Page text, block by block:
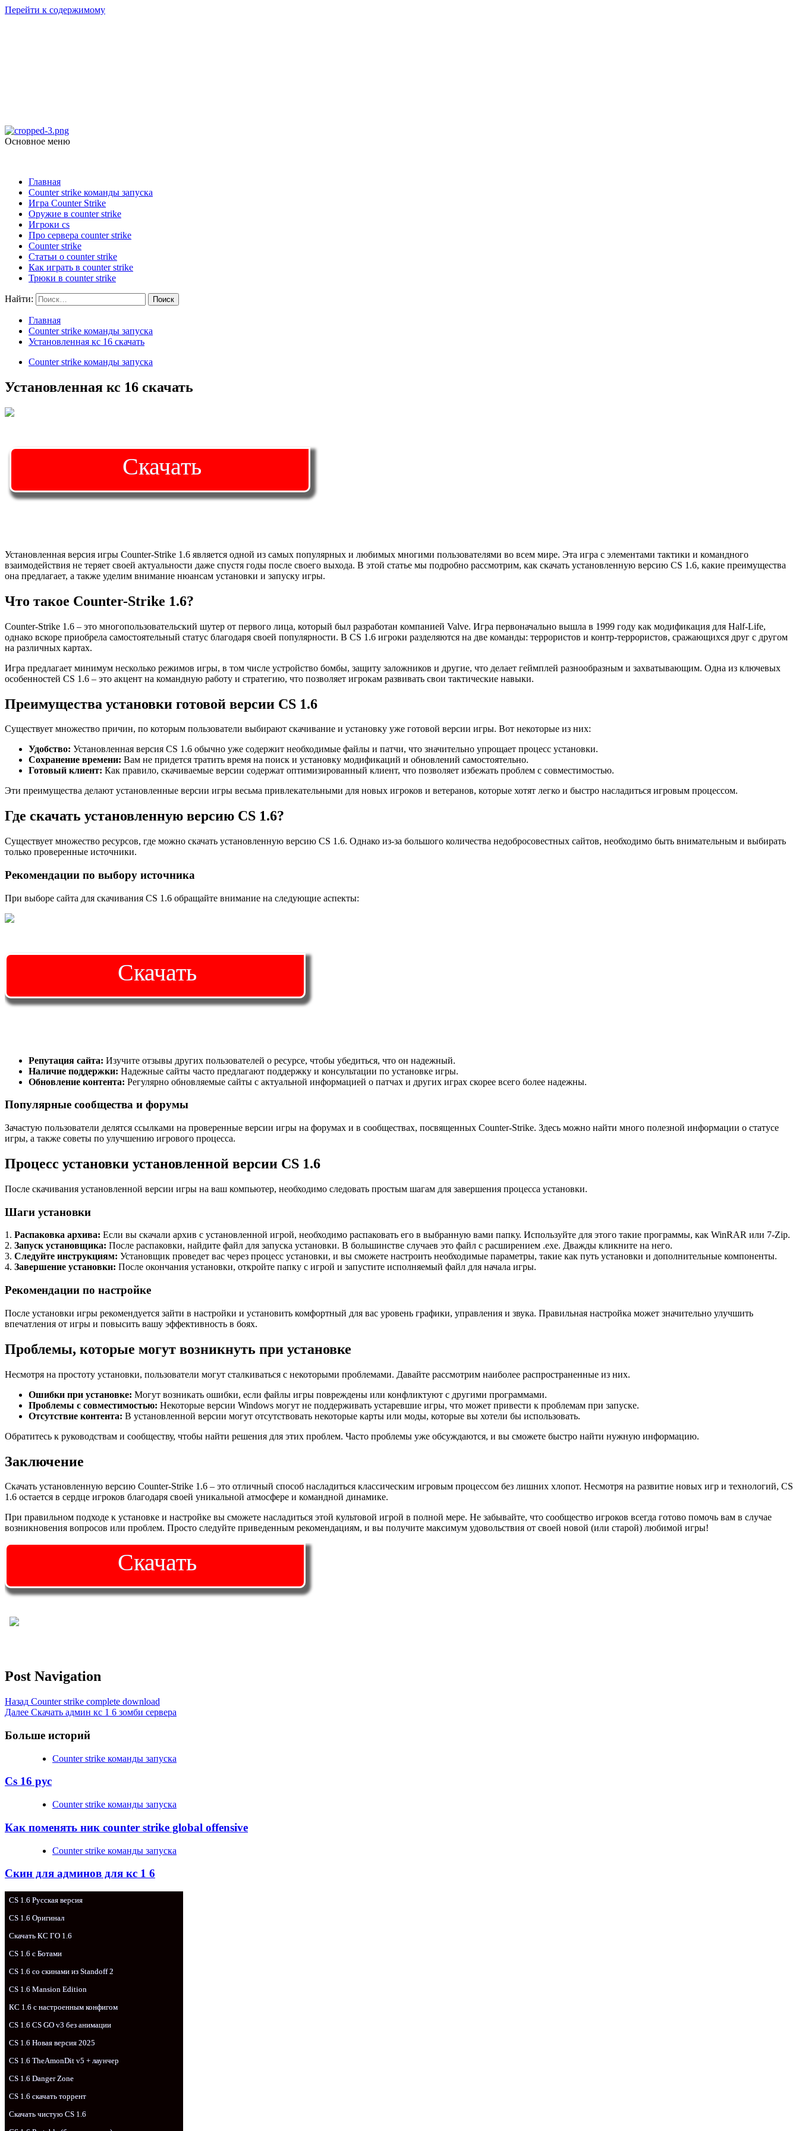
Перейти к содержимому
Основное меню
Главная
Counter strike команды запуска
Игра Counter Strike
Оружие в counter strike
Игроки cs
Про сервера counter strike
Counter strike
Статьи о counter strike
Как играть в counter strike
Трюки в counter strike
Найти:
Главная
Counter strike команды запуска
Установленная кс 16 скачать
Counter strike команды запуска
Установленная кс 16 скачать
Скачать
Установленная версия игры Counter-Strike 1.6 является одной из самых популярных и любимых многими пользователями во всем мире. Эта игра с элементами тактики и командного
взаимодействия не теряет своей актуальности даже спустя годы после своего выхода. В этой статье мы подробно рассмотрим, как скачать установленную версию CS 1.6, какие преимущества
она предлагает, а также уделим внимание нюансам установки и запуску игры.
Что такое Counter-Strike 1.6?
Counter-Strike 1.6 – это многопользовательский шутер от первого лица, который был разработан компанией Valve. Игра первоначально вышла в 1999 году как модификация для Half-Life,
однако вскоре приобрела самостоятельный статус благодаря своей популярности. В CS 1.6 игроки разделяются на две команды: террористов и контр-террористов, сражающихся друг с другом
на различных картах.
Игра предлагает минимум несколько режимов игры, в том числе устройство бомбы, защиту заложников и другие, что делает геймплей разнообразным и захватывающим. Одна из ключевых
особенностей CS 1.6 – это акцент на командную работу и стратегию, что позволяет игрокам развивать свои тактические навыки.
Преимущества установки готовой версии CS 1.6
Существует множество причин, по которым пользователи выбирают скачивание и установку уже готовой версии игры. Вот некоторые из них:
Удобство: Установленная версия CS 1.6 обычно уже содержит необходимые файлы и патчи, что значительно упрощает процесс установки.
Сохранение времени: Вам не придется тратить время на поиск и установку модификаций и обновлений самостоятельно.
Готовый клиент: Как правило, скачиваемые версии содержат оптимизированный клиент, что позволяет избежать проблем с совместимостью.
Эти преимущества делают установленные версии игры весьма привлекательными для новых игроков и ветеранов, которые хотят легко и быстро насладиться игровым процессом.
Где скачать установленную версию CS 1.6?
Существует множество ресурсов, где можно скачать установленную версию CS 1.6. Однако из-за большого количества недобросовестных сайтов, необходимо быть внимательным и выбирать
только проверенные источники.
Рекомендации по выбору источника
При выборе сайта для скачивания CS 1.6 обращайте внимание на следующие аспекты:
Скачать
Репутация сайта: Изучите отзывы других пользователей о ресурсе, чтобы убедиться, что он надежный.
Наличие поддержки: Надежные сайты часто предлагают поддержку и консультации по установке игры.
Обновление контента: Регулярно обновляемые сайты с актуальной информацией о патчах и других играх скорее всего более надежны.
Популярные сообщества и форумы
Зачастую пользователи делятся ссылками на проверенные версии игры на форумах и в сообществах, посвященных Counter-Strike. Здесь можно найти много полезной информации о статусе
игры, а также советы по улучшению игрового процесса.
Процесс установки установленной версии CS 1.6
После скачивания установленной версии игры на ваш компьютер, необходимо следовать простым шагам для завершения процесса установки.
Шаги установки
1. Распаковка архива: Если вы скачали архив с установленной игрой, необходимо распаковать его в выбранную вами папку. Используйте для этого такие программы, как WinRAR или 7-Zip.
2. Запуск установщика: После распаковки, найдите файл для запуска установки. В большинстве случаев это файл с расширением .exe. Дважды кликните на него.
3. Следуйте инструкциям: Установщик проведет вас через процесс установки, и вы сможете настроить необходимые параметры, такие как путь установки и дополнительные компоненты.
4. Завершение установки: После окончания установки, откройте папку с игрой и запустите исполняемый файл для начала игры.
Рекомендации по настройке
После установки игры рекомендуется зайти в настройки и установить комфортный для вас уровень графики, управления и звука. Правильная настройка может значительно улучшить
впечатления от игры и повысить вашу эффективность в боях.
Проблемы, которые могут возникнуть при установке
Несмотря на простоту установки, пользователи могут сталкиваться с некоторыми проблемами. Давайте рассмотрим наиболее распространенные из них.
Ошибки при установке: Могут возникать ошибки, если файлы игры повреждены или конфликтуют с другими программами.
Проблемы с совместимостью: Некоторые версии Windows могут не поддерживать устаревшие игры, что может привести к проблемам при запуске.
Отсутствие контента: В установленной версии могут отсутствовать некоторые карты или моды, которые вы хотели бы использовать.
Обратитесь к руководствам и сообществу, чтобы найти решения для этих проблем. Часто проблемы уже обсуждаются, и вы сможете быстро найти нужную информацию.
Заключение
Скачать установленную версию Counter-Strike 1.6 – это отличный способ насладиться классическим игровым процессом без лишних хлопот. Несмотря на развитие новых игр и технологий, CS
1.6 остается в сердце игроков благодаря своей уникальной атмосфере и командной динамике.
При правильном подходе к установке и настройке вы сможете насладиться этой культовой игрой в полной мере. Не забывайте, что сообщество игроков всегда готово помочь вам в случае
возникновения вопросов или проблем. Просто следуйте приведенным рекомендациям, и вы получите максимум удовольствия от своей новой (или старой) любимой игры!
Скачать
Post Navigation
Назад Counter strike complete download
Далее Скачать админ кс 1 6 зомби сервера
Больше историй
Counter strike команды запуска
Cs 16 рус
Counter strike команды запуска
Как поменять ник counter strike global offensive
Counter strike команды запуска
Скин для админов для кс 1 6
CS 1.6 Русская версия
CS 1.6 Оригинал
Скачать КС ГО 1.6
CS 1.6 с Ботами
CS 1.6 со скинами из Standoff 2
CS 1.6 Mansion Edition
КС 1.6 с настроенным конфигом
CS 1.6 CS GO v3 без анимации
CS 1.6 Новая версия 2025
CS 1.6 TheAmonDit v5 + лаунчер
CS 1.6 Danger Zone
CS 1.6 скачать торрент
Скачать чистую CS 1.6